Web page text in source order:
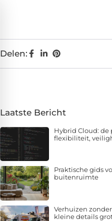
Delen:
Laatste Bericht
Hybrid Cloud: de
flexibiliteit,
Praktische gids
buitenruimte
Verhuizen
kleine details